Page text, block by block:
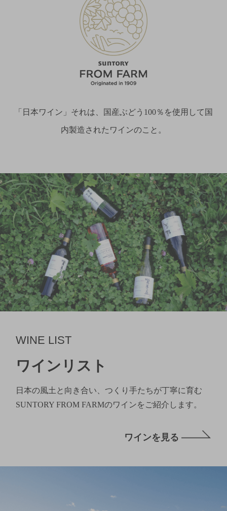
「日本ワイン」それは、国産ぶどう100％を使用して国
内製造されたワインのこと。
WINE LIST
ワインリスト
日本の風土と向き合い、つくり手たちが丁寧に育む
SUNTORY FROM FARMのワインをご紹介します。
ワインを見る